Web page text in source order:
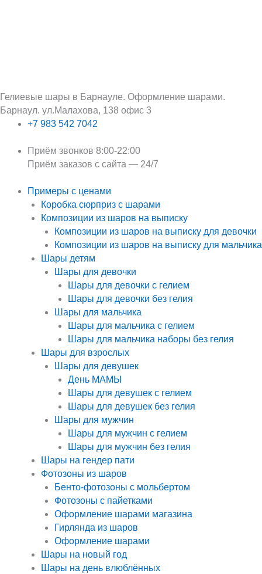
Гелиевые шары в Барнауле. Оформление шарами.
Барнаул. ул.Малахова, 138 офис 3
+7 983 542 7042
Приём звонков 8:00-22:00
Приём заказов с сайта — 24/7
Примеры с ценами
Коробка сюрприз с шарами
Композиции из шаров на выписку
Композиции из шаров на выписку для девочки
Композиции из шаров на выписку для мальчика
Шары детям
Шары для девочки
Шары для девочки с гелием
Шары для девочки без гелия
Шары для мальчика
Шары для мальчика с гелием
Шары для мальчика наборы без гелия
Шары для взрослых
Шары для девушек
День МАМЫ
Шары для девушек с гелием
Шары для девушек без гелия
Шары для мужчин
Шары для мужчин с гелием
Шары для мужчин без гелия
Шары на гендер пати
Фотозоны из шаров
Бенто-фотозоны с мольбертом
Фотозоны с пайетками
Оформление шарами магазина
Гирлянда из шаров
Оформление шарами
Шары на новый год
Шары на день влюблённых